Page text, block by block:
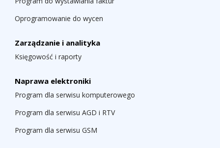
Oprogramowanie do wycen
Zarządzanie i analityka
Księgowość i raporty
Naprawa elektroniki
Program dla serwisu komputerowego
Program dla serwisu AGD i RTV
Program dla serwisu GSM